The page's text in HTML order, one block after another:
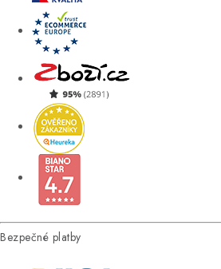
Bezpečné platby